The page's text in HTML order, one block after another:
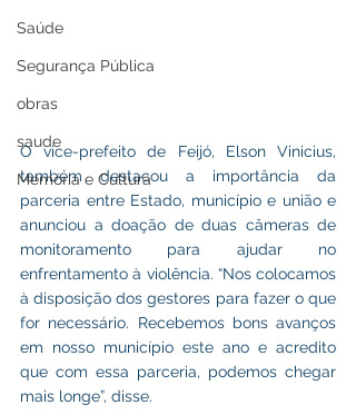
Saúde
Segurança Pública
obras
saude
Memória e Cultura
O vice-prefeito de Feijó, Elson Vinicius,
também destacou a importância da
parceria entre Estado, município e união e
anunciou a doação de duas câmeras de
monitoramento para ajudar no
enfrentamento à violência. “Nos colocamos
à disposição dos gestores para fazer o que
for necessário. Recebemos bons avanços
em nosso município este ano e acredito
que com essa parceria, podemos chegar
mais longe”, disse.